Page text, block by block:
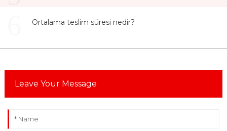
Ortalama teslim süresi nedir?
Leave Your Message